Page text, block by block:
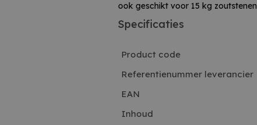
ook geschikt voor 15 kg zoutstenen
Specificaties
Product code
Referentienummer leverancier
EAN
Inhoud